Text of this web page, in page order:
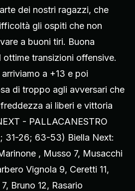
dei nostri ragazzi, che
gli ospiti che non
a buoni tiri. Buona
transizioni offensive.
a +13 e poi
di troppo agli avversari che
ai liberi e vittoria
- PALLACANESTRO
31-26; 63-53) Biella Next:
, Musso 7, Musacchi
Vignola 9, Ceretti 11,
Bruno 12, Rasario